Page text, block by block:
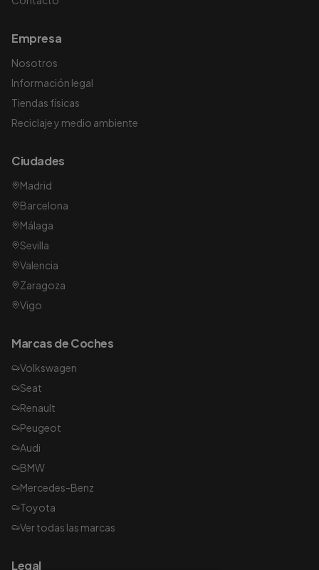
Empresa
Nosotros
Información legal
Tiendas físicas
Reciclaje y medio ambiente
Ciudades
Madrid
Barcelona
Málaga
Sevilla
Valencia
Zaragoza
Vigo
Marcas de Coches
Volkswagen
Seat
Renault
Peugeot
Audi
BMW
Mercedes-Benz
Toyota
Ver todas las marcas
Legal